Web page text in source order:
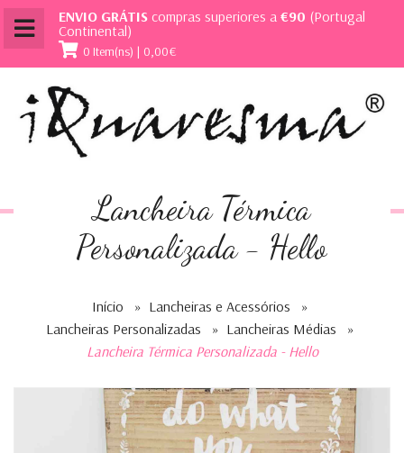
ENVIO GRÁTIS compras superiores a €90 (Portugal
Continental)
0 Item(ns) | 0,00€
Lancheira Térmica
Personalizada - Hello
Início » Lancheiras e Acessórios
»
Lancheiras Personalizadas
» Lancheiras Médias
»
Lancheira Térmica Personalizada - Hello